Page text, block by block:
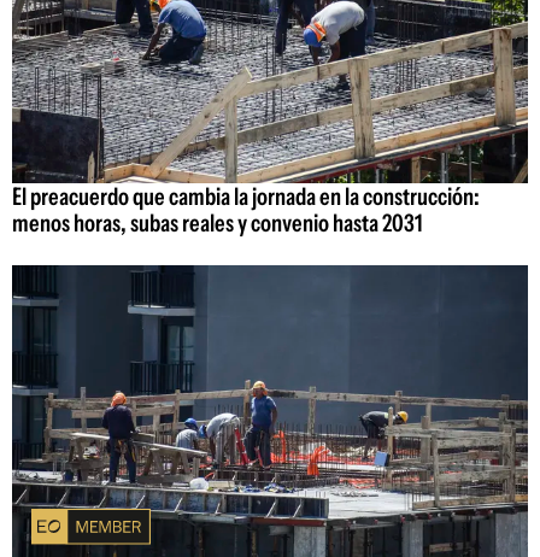
El preacuerdo que cambia la jornada en la construcción:
menos horas, subas reales y convenio hasta 2031